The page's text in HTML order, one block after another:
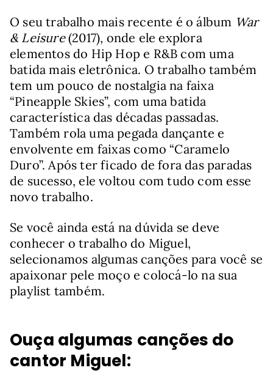
O seu trabalho mais recente é o álbum War
& Leisure(2017), onde ele explora
elementos do Hip Hop e R&B com uma
batida mais eletrônica. O trabalho também
tem um pouco de nostalgia na faixa
“Pineapple Skies”, com uma batida
característica das décadas passadas.
Também rola uma pegada dançante e
envolvente em faixas como “Caramelo
Duro”. Após ter ficado de fora das paradas
de sucesso, ele voltou com tudo com esse
novo trabalho.
Se você ainda está na dúvida se deve
conhecer o trabalho do Miguel,
selecionamos algumas canções para você se
apaixonar pele moço e colocá-lo na sua
playlist também.
Ouça algumas canções do
cantor Miguel: